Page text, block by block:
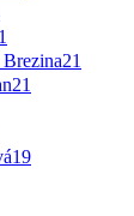
21
21
19